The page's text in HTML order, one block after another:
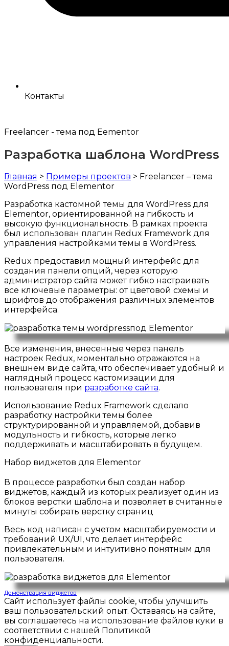
Контакты
Freelancer - тема под Eementor
Разработка шаблона WordPress
Главная > Примеры проектов > Freelancer – тема
WordPress под Elementor
Разработка кастомной темы для WordPress для
Elementor, ориентированной на гибкость и
высокую функциональность. В рамках проекта
был использован плагин Redux Framework для
управления настройками темы в WordPress.
Redux предоставил мощный интерфейс для
создания панели опций, через которую
администратор сайта может гибко настраивать
все ключевые параметры: от цветовой схемы и
шрифтов до отображения различных элементов
интерфейса.
Все изменения, внесенные через панель
настроек Redux, моментально отражаются на
внешнем виде сайта, что обеспечивает удобный и
наглядный процесс кастомизации для
пользователя при разработке сайта.
Использование Redux Framework сделало
разработку настройки темы более
структурированной и управляемой, добавив
модульность и гибкость, которые легко
поддерживать и масштабировать в будущем.
Набор виджетов для Elementor
В процессе разработки был создан набор
виджетов, каждый из которых реализует один из
блоков верстки шаблона и позволяет в считанные
минуты собирать верстку страниц
Весь код написан с учетом масштабируемости и
требований UX/UI, что делает интерфейс
привлекательным и интуитивно понятным для
пользователя.
Демонстрация виджетов
Сайт использует файлы cookie, чтобы улучшить
ваш пользовательский опыт. Оставаясь на сайте,
вы соглашаетесь на использование файлов куки в
соответствии с нашей Политикой
конфиденциальности.